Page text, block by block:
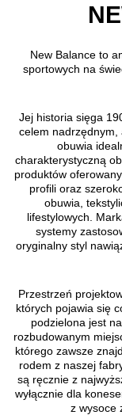
New Balance to
sportowych na
Jej historia sięga
celem nadrzędnym,
obuwia
charakterystyczną
produktów
profili oraz
obuwia,
lifestylowych.
systemy
oryginalny styl
Przestrzeń
których pojawia się
podzielona jest
rozbudowanym
którego zawsze
rodem z naszej
są ręcznie z
wyłącznie dla
z wysoce